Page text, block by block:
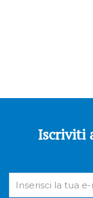
Iscriviti